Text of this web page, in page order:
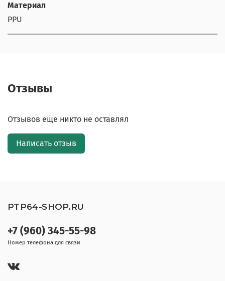
Материал
PPU
Отзывы
Отзывов еще никто не оставлял
Написать отзыв
+7 (960) 345-55-98
Номер телефона для связи
PTP64-SHOP.RU